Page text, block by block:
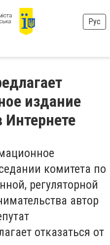
Рус
издание
комитета по
регуляторной
автор
отказаться от